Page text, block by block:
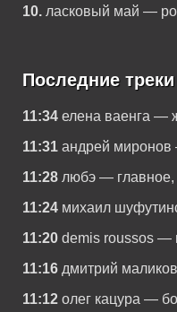
10. ласковый май —
Последние
11:34 елена ваенга —
11:31 андрей миронов
11:28 любэ — главное,
11:24 михаил
11:20 demis roussos —
11:16 дмитрий
11:12 олег кацура —